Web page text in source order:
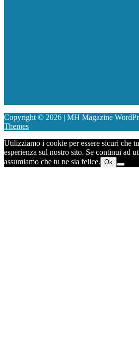
Copyright © 2026 | MH Magazine
Themes
Utilizziamo i cookie per essere sicuri che
esperienza sul nostro sito. Se continui ad
assumiamo che tu ne sia felice. Ok